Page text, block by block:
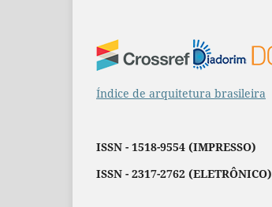
Índice de arquitetura brasileira
ISSN - 1518-9554 (IMPRESSO)
ISSN - 2317-2762 (ELETRÔNICO)